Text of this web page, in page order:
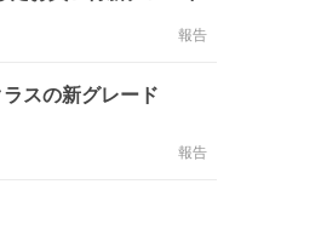
報告
スの新グレード
報告